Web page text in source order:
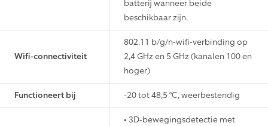
van 85 dB (niveau gemeten op 1
meter afstand)
Audio
Tweerichtingsspraak met Audio+
en geavanceerde
ruisonderdrukking
• Oplaadbare, verwisselbare